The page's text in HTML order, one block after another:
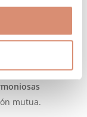
paz
mutua.